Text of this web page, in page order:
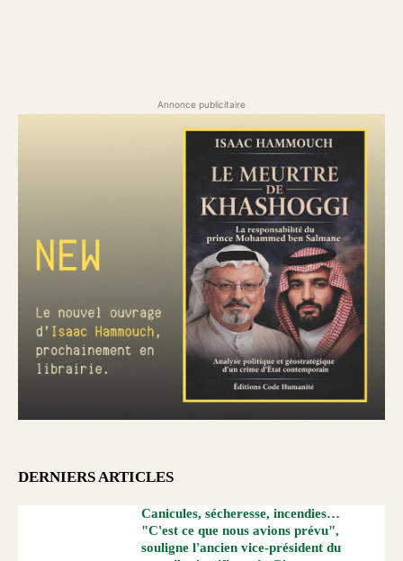
Annonce publicitaire
DERNIERS ARTICLES
Canicules, sécheresse, incendies…
"C'est ce que nous avions prévu",
souligne l'ancien vice-président du